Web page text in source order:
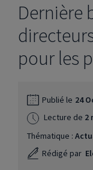
Dernière
pour les
Publié le 24
Lecture de 2
Thématique :
Rédigé par